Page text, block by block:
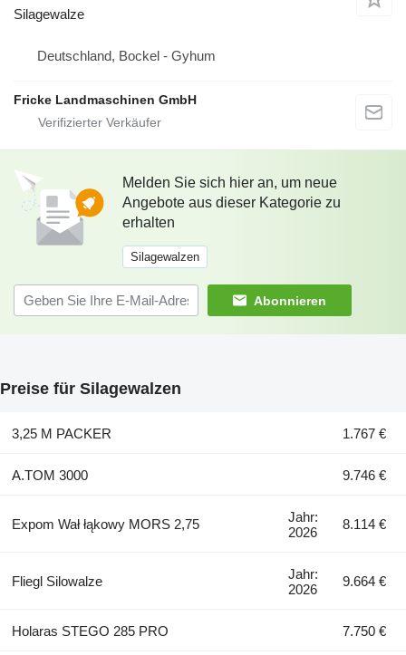
Silagewalze
Deutschland, Bockel - Gyhum
Fricke Landmaschinen GmbH
Melden Sie sich hier an, um neue
Angebote aus dieser Kategorie zu
erhalten
Silagewalzen
Abonnieren
Preise für Silagewalzen
3,25 M PACKER 1.767 €
A.TOM 3000 9.746 €
Expom Wał łąkowy MORS 2,75
Jahr:
2026
8.114 €
Fliegl Silowalze
Jahr:
2026
9.664 €
Holaras STEGO 285 PRO 7.750 €